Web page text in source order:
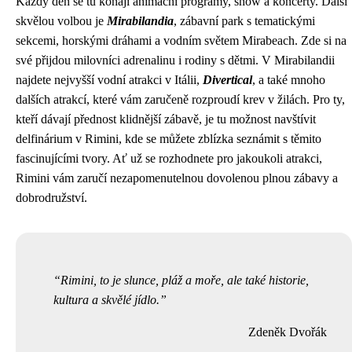
skvělou volbou je Mirabilandia, zábavní park s tematickými
sekcemi, horskými dráhami a vodním světem Mirabeach. Zde si na
své přijdou milovníci adrenalinu i rodiny s dětmi. V Mirabilandii
najdete nejvyšší vodní atrakci v Itálii, Divertical, a také mnoho
dalších atrakcí, které vám zaručeně rozproudí krev v žilách. Pro ty,
kteří dávají přednost klidnější zábavě, je tu možnost navštívit
delfinárium v Rimini, kde se můžete zblízka seznámit s těmito
fascinujícími tvory. Ať už se rozhodnete pro jakoukoli atrakci,
Rimini vám zaručí nezapomenutelnou dovolenou plnou zábavy a
dobrodružství.
Rimini, to je slunce, pláž a moře, ale také historie,
kultura a skvělé jídlo.
Zdeněk Dvořák